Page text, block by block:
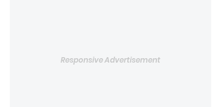
Responsive Advertisement